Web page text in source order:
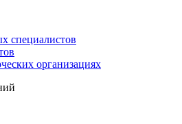
специалистов
организациях